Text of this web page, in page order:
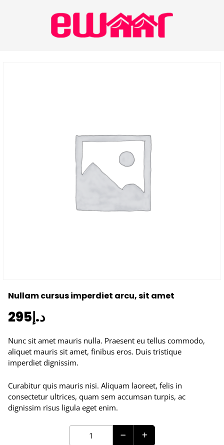
Nullam cursus imperdiet arcu, sit amet
د.إ295
Nunc sit amet mauris nulla. Praesent eu tellus commodo,
aliquet mauris sit amet, finibus eros. Duis tristique
imperdiet dignissim.
Curabitur quis mauris nisi. Aliquam laoreet, felis in
consectetur ultrices, quam sem accumsan turpis, ac
dignissim risus ligula eget enim.
Nullam
cursus